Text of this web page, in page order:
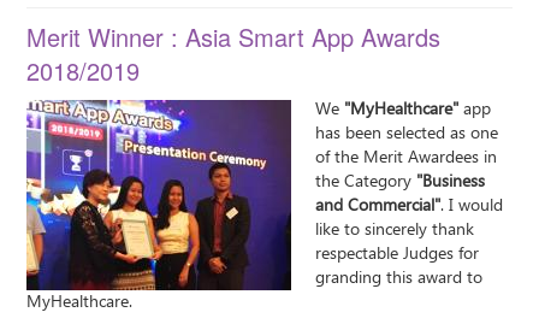
Merit Winner : Asia Smart App Awards
2018/2019
We "MyHealthcare"app
has been selected as one
of the Merit Awardees in
the Category "Business
and Commercial". I would
like to sincerely thank
respectable Judges for
granding this award to
MyHealthcare.